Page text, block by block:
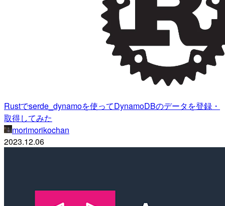
Rustでserde_dynamoを使ってDynamoDBのデータを登録・
取得してみた
morimorikochan
2023.12.06